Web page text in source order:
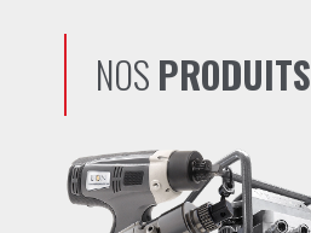
NOS PRODUITS